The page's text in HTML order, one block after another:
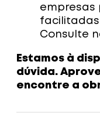
empresas
facilitadas
Consulte
Estamos à
dúvida.
encontre a